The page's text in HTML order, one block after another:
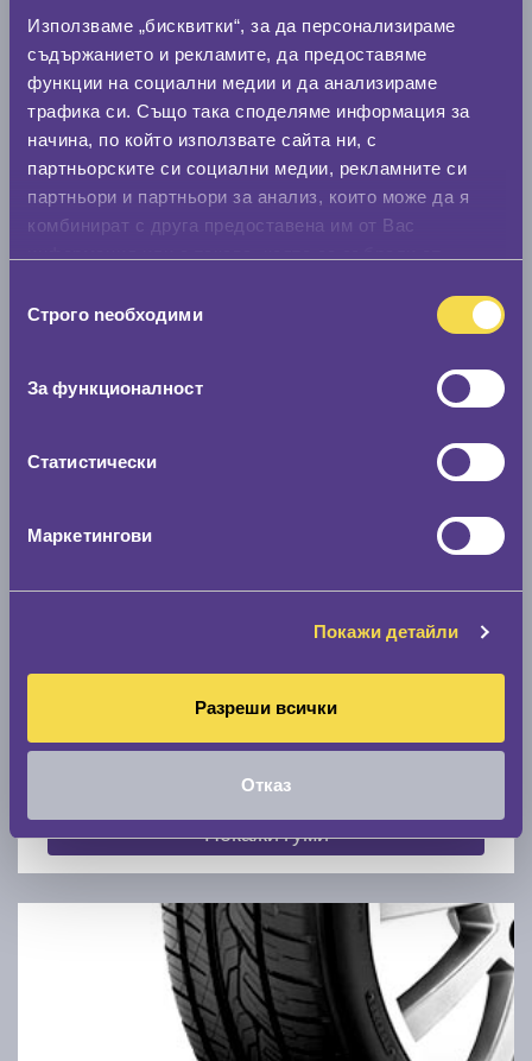
Използваме „бисквитки“, за да персонализираме
съдържанието и рекламите, да предоставяме
функции на социални медии и да анализираме
трафика си. Също така споделяме информация за
начина, по който използвате сайта ни, с
партньорските си социални медии, рекламните си
партньори и партньори за анализ, които може да я
комбинират с друга предоставена им от Вас
наСтрого nеобходими
За функционалност
Статистически
Маркетингови
Покажи детайли
Разреши всички
Отказ
Нов размер
Стар размер
Скоростомер при 100
По марка автомобил
Покажи гуми